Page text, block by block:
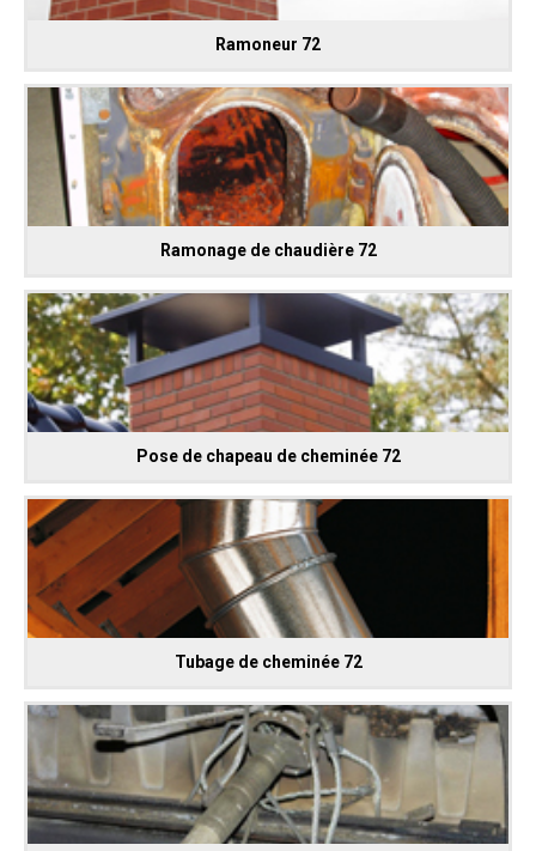
Ramoneur 72
Ramonage de chaudière 72
Pose de chapeau de cheminée 72
Tubage de cheminée 72